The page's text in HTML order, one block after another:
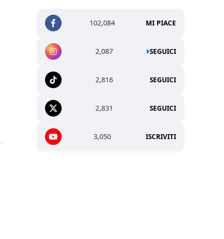
102,084 MI PIACE
2,087 SEGUICI
2,816 SEGUICI
2,831 SEGUICI
3,050 ISCRIVITI